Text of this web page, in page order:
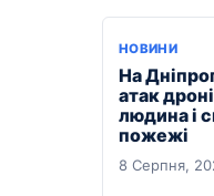
НОВИНИ
На
атак
людина і
пожежі
8 Серпня,